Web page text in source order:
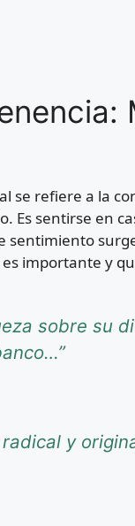
se refiere a la
Es sentirse en
sentimiento
importante y
sobre su
y